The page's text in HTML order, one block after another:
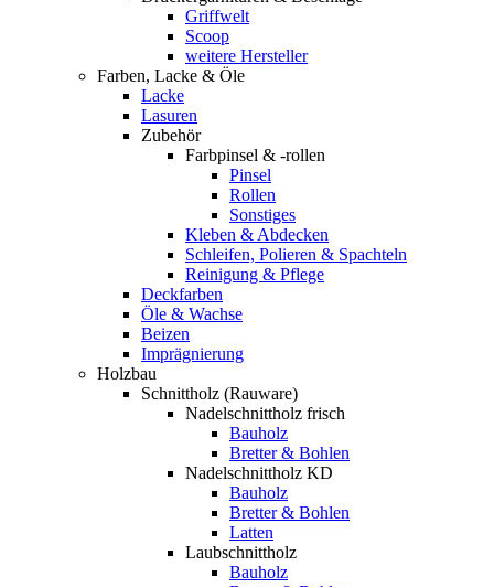
Griffwelt
Scoop
weitere Hersteller
Farben, Lacke & Öle
Lacke
Lasuren
Zubehör
Farbpinsel & -rollen
Pinsel
Rollen
Sonstiges
Kleben & Abdecken
Schleifen, Polieren & Spachteln
Reinigung & Pflege
Deckfarben
Öle & Wachse
Beizen
Imprägnierung
Holzbau
Schnittholz (Rauware)
Nadelschnittholz frisch
Bauholz
Bretter & Bohlen
Nadelschnittholz KD
Bauholz
Bretter & Bohlen
Latten
Laubschnittholz
Bauholz